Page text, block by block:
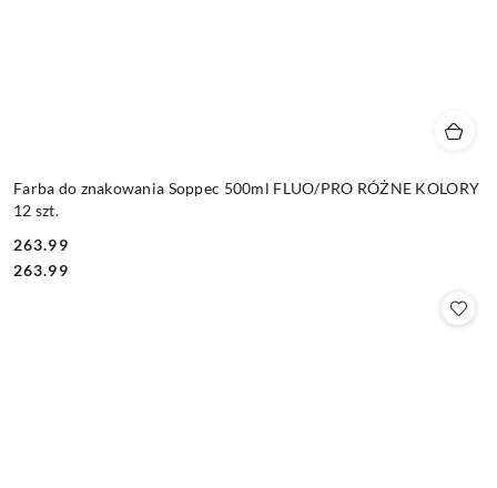
Farba do znakowania Soppec 500ml FLUO/PRO RÓŻNE KOLORY
12 szt.
Cena:
263.99
Cena:
263.99